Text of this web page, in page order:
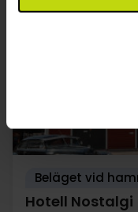
Beläget vid
Hotell Nostalgi